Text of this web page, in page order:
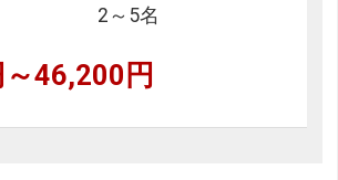
2～5名
46,200円